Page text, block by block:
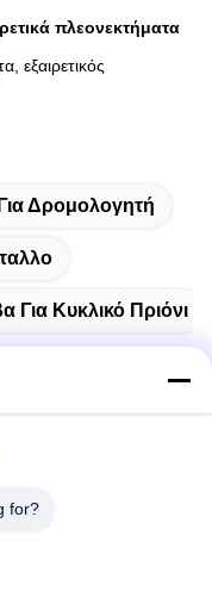
πλεονεκτήματα
εξαιρετικός
Δρομολογητή
Για Κυκλικό Πριόνι
for?